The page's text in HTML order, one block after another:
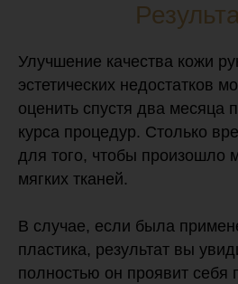
Улучшение качества кожи
эстетических недостатков
оценить спустя два месяца
курса процедур. Столько
для того, чтобы произошло
мягких тканей.
В случае, если была
пластика, результат вы
полностью он проявит себя